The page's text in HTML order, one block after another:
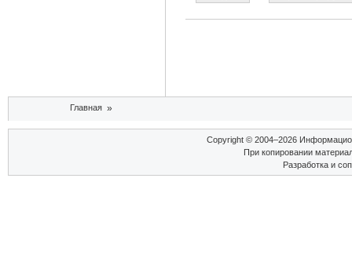
Главная »
Copyright © 2004–2026
При копировании
Разработка и